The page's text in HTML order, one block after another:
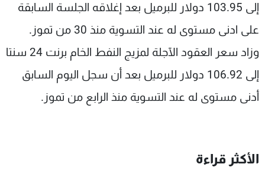
إلى 103.95 دولار للبرميل بعد إغلاقه الجلسة السابقة
على ادنى مستوى له عند التسوية منذ 30 من تموز.
وزاد سعر العقود الآجلة لمزيج النفط الخام برنت 24 سنتا
إلى 106.92 دولار للبرميل بعد أن سجل اليوم السابق
أدنى مستوى له عند التسوية منذ الرابع من تموز.
الأكثر قراءة